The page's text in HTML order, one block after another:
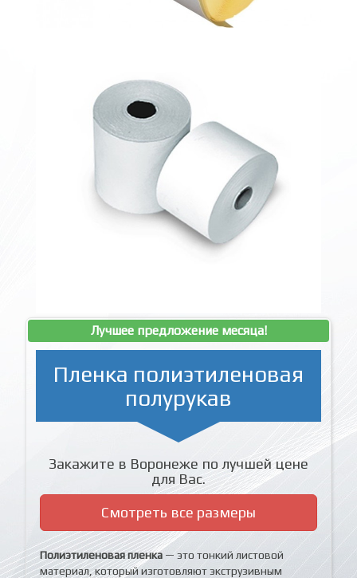
Лучшее предложение месяца!
Пленка полиэтиленовая
полурукав
Закажите в Воронеже по лучшей цене
для Вас.
Смотреть все размеры
Полиэтиленовая пленка — это тонкий листовой
материал, который изготовляют экструзивным